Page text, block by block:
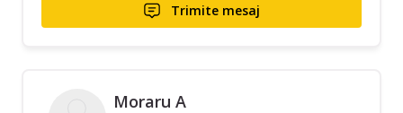
Trimite mesaj
Moraru A